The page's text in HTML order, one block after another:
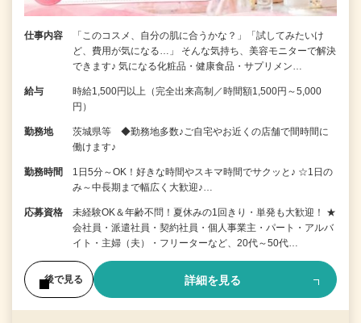
仕事内容
「このコスメ、自分の肌に合うかな？」「試してみたいけ
ど、費用が気になる…」 そんな気持ち、美容モニターで解決
できます♪ 気になる化粧品・健康食品・サプリメン…
給与
時給1,500円以上（完全出来高制／時間額1,500円～5,000
円）
勤務地
茨城県等 ◆勤務地多数♪ご自宅やお近くの店舗で間時間に
働けます♪
勤務時間
1日5分～OK！好きな時間やスキマ時間でサクッと♪ ☆1日の
み～中長期まで幅広く大歓迎♪…
応募資格
未経験OK＆年齢不問！夏休みの1回きり・単発も大歓迎！ ★
会社員・派遣社員・契約社員・個人事業主・パート・アルバ
イト・主婦（夫）・フリーターなど、20代～50代…
後で見る 詳細を見る